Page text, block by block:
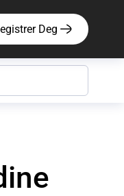
Deg